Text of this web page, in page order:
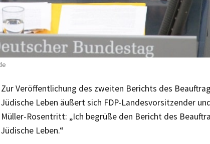
Zur Veröffentlichung des zweiten Berichts des
Jüdische Leben äußert sich FDP-Landesvorsitzender
Müller-Rosentritt: „Ich begrüße den Bericht des
Jüdische Leben.“